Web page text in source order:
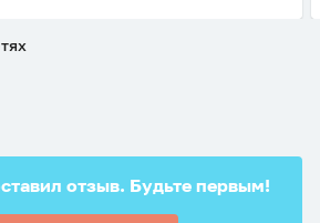
отзыв. Будьте первым!